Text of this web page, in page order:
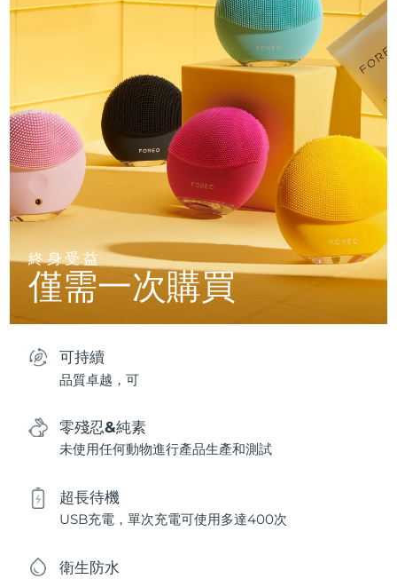
終身受益
僅需一次購買
可持續
品質卓越，可
零殘忍&純素
未使用任何動物進行產品生產和測試
超長待機
USB充電，單次充電可使用多達400次
衛生防水